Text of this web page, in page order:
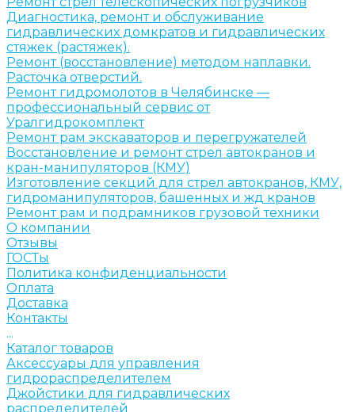
Диагностика, ремонт и обслуживание
гидравлических домкратов и гидравлических
стяжек (растяжек).
Ремонт (восстановление) методом наплавки.
Расточка отверстий.
Ремонт гидромолотов в Челябинске —
профессиональный сервис от
Уралгидрокомплект
Ремонт рам экскаваторов и перегружателей
Восстановление и ремонт стрел автокранов и
кран-манипуляторов (КМУ)
Изготовление секций для стрел автокранов, КМУ,
гидроманипуляторов, башенных и жд кранов
Ремонт рам и подрамников грузовой техники
О компании
Отзывы
ГОСТы
Политика конфиденциальности
Оплата
Доставка
Контакты
...
Каталог товаров
Аксессуары для управления
гидрораспределителем
Джойстики для гидравлических
распределителей